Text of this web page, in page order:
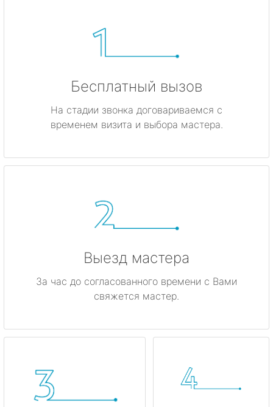
Бесплатный вызов
На стадии звонка договариваемся с
временем визита и выбора мастера.
Выезд мастера
За час до согласованного времени с Вами
свяжется мастер.